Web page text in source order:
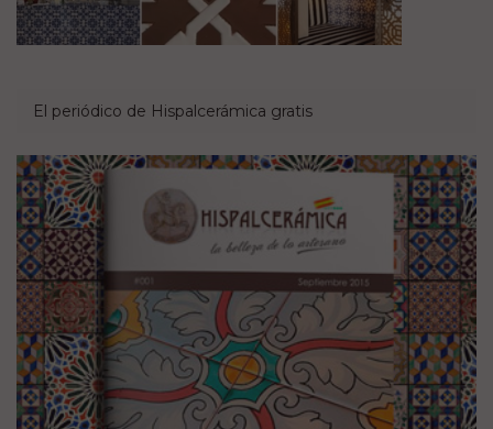
El periódico de Hispalcerámica gratis